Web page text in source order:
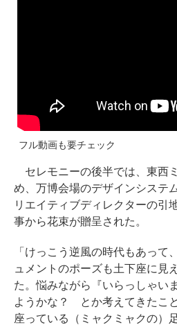
フル動画も要チェック
セレモニーの後半では、東西
め、万博会場のデザインシステ
リエイティブディレクターの引
事から花束が贈呈された。
「けっこう逆風の時代もあって
ュメントのポーズも土下座に見
た。悩みながら『いらっしゃい
ようかな？ とか考えてきたこ
座っている（ミャクミャクの）